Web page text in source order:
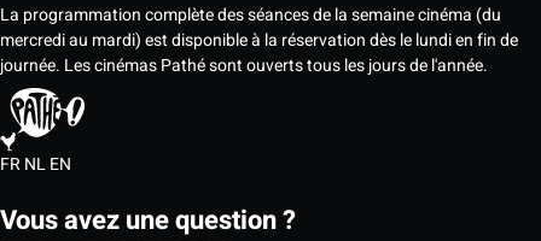
La programmation complète des séances de la semaine cinéma (du
mercredi au mardi) est disponible à la réservation dès le lundi en fin de
journée. Les cinémas Pathé sont ouverts tous les jours de l'année.
FRNLEN
Vous avez une question ?